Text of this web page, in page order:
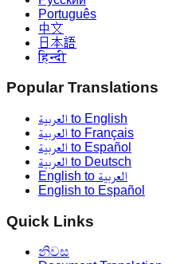
Português
中文
日本語
हिन्दी
Popular Translations
العربية to English
العربية to Français
العربية to Español
العربية to Deutsch
English to العربية
English to Español
Quick Links
නිවස